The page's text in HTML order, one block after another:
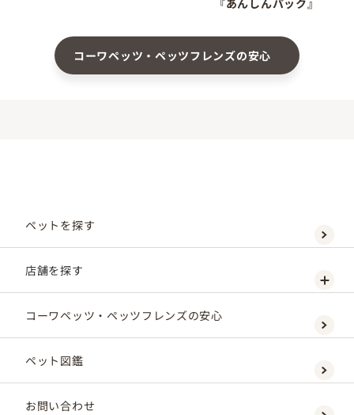
『あんしんパック』
コーワペッツ・ペッツフレンズの安心
ペットを探す
店舗を探す
コーワペッツ・ペッツフレンズの安心
ペット図鑑
お問い合わせ